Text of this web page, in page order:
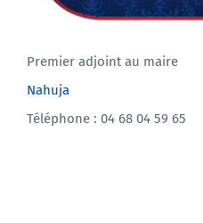
Premier adjoint au maire
Nahuja
Téléphone : 04 68 04 59 65